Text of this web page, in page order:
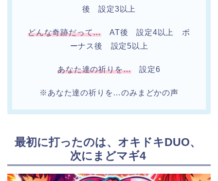
後 設定3以上
どんな奇跡だって… AT後 設定4以上 ボ
ーナス後 設定5以上
あなた達の祈りを…設定6
※あなた達の祈りを…のみまどかの声
最初に打ったのは、オキドキDUO、
次にまどマギ4